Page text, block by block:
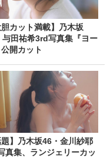
胆カット満載】乃木坂
与田祐希3rd写真集『ヨー
開カット
題】乃木坂46・金川紗耶
真集、ランジェリーカッ